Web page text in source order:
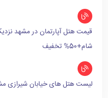
قیمت هتل آپارتمان در مشهد
شام+50% تخفیف
لیست هتل های خیابان شیرازی